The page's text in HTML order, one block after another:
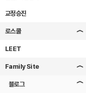
교정승진
로스쿨
LEET
Family Site
블로그